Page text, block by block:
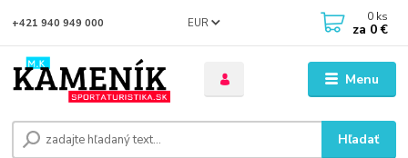
Menu
EUR
Hľadať
+421 940 949 000 0 ks
za 0 €